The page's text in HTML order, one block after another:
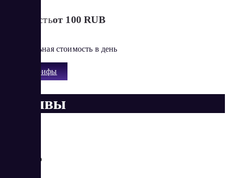
Стоимостьот 100 RUB
Минимальная стоимость в день
Все тарифы
Отзывы
Александр